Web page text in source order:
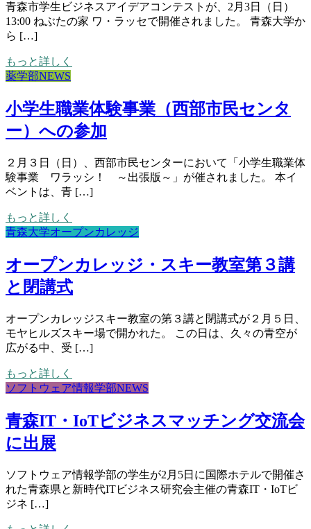
青森市学生ビジネスアイデアコンテストが、2月3日（日）
13:00 ねぶたの家 ワ・ラッセで開催されました。 青森大学か
ら […]
もっと詳しく
薬学部NEWS
小学生職業体験事業（西部市民センタ
ー）への参加
２月３日（日）、西部市民センターにおいて「小学生職業体
験事業 ワラッシ！ ～出張版～」が催されました。 本イ
ベントは、青 […]
もっと詳しく
青森大学オープンカレッジ
オープンカレッジ・スキー教室第３講
と閉講式
オープンカレッジスキー教室の第３講と閉講式が２月５日、
モヤヒルズスキー場で開かれた。 この日は、久々の青空が
広がる中、受 […]
もっと詳しく
ソフトウェア情報学部NEWS
青森IT・IoTビジネスマッチング交流会
に出展
ソフトウェア情報学部の学生が2月5日に国際ホテルで開催さ
れた青森県と新時代ITビジネス研究会主催の青森IT・IoTビ
ジネ […]